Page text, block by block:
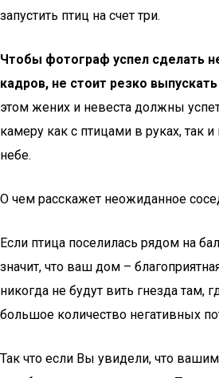
запустить птиц на счет три.
Чтобы фотограф успел сделать
кадров, не стоит резко
этом жених и невеста должны
камеру как с птицами в руках, так
небе.
О чем расскажет неожиданное
Если птица поселилась рядом на
значит, что ваш дом –
никогда не будут вить гнезда там,
большое количество негативных
Так что если Вы увидели, что